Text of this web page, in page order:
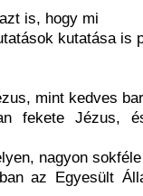
is, hogy mi
kutatása is
mint kedves
fekete Jézus,
nagyon
az Egyesült